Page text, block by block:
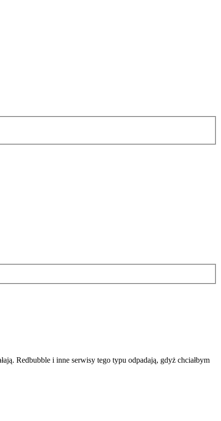
Redbubble i inne serwisy tego typu odpadają, gdyż chciałbym